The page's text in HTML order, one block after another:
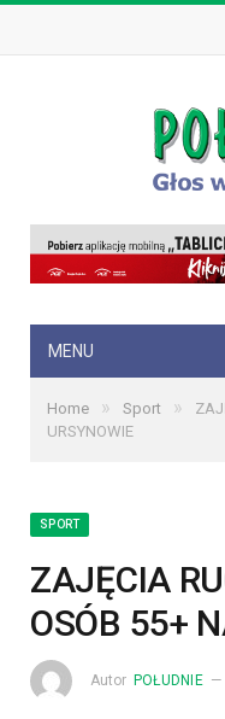
MENU
Home » Sport »
URSYNOWIE
SPORT
ZAJĘCIA
OSÓB 55+
Autor POŁUDNIE